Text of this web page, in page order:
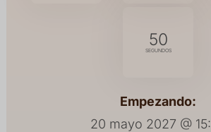
50
SEGUNDOS
Empezando:
20 mayo 2027 @